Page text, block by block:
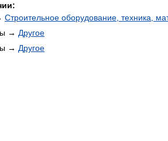
Строительное оборудование, техника,
→ Другое
→ Другое